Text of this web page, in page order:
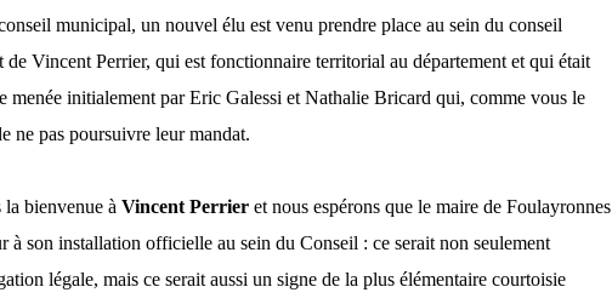
municipal, un nouvel élu est venu prendre place au sein du conseil
de Vincent Perrier, qui est fonctionnaire territorial au département et qui était
menée initialement par Eric Galessi et Nathalie Bricard qui, comme vous le
ne pas poursuivre leur mandat.
bienvenue à Vincent Perrier et nous espérons que le maire de Foulayronnes
à son installation officielle au sein du Conseil : ce serait non seulement
légale, mais ce serait aussi un signe de la plus élémentaire courtoisie